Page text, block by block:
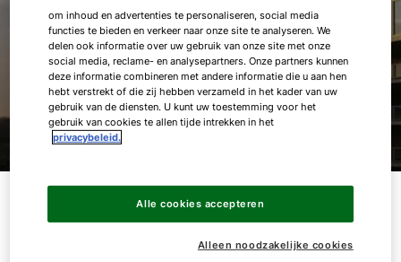
In het nieuwe Van der Valk hotel op de
Amsterdamse Zuidas zijn zoveel mogelijk
innovatieve en duurzame technieken toegepast.
om inhoud en advertenties te personaliseren, social media
functies te bieden en verkeer naar onze site te analyseren. We
delen ook informatie over uw gebruik van onze site met onze
social media, reclame- en analysepartners. Onze partners kunnen
deze informatie combineren met andere informatie die u aan hen
hebt verstrekt of die zij hebben verzameld in het kader van uw
gebruik van de diensten. U kunt uw toestemming voor het
gebruik van cookies te allen tijde intrekken in het
privacybeleid.
Alleen noodzakelijke cookies
Alle cookies accepteren